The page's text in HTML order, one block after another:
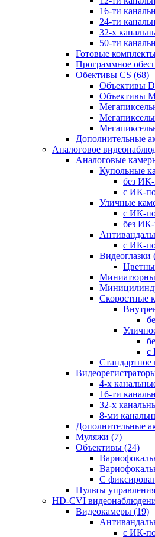
16-ти
24-ти
32-х
50-ти
Готовые
Программное
Обективы CS (68)
Объективы
Объективы
Дополнительные
Аналоговое
Аналоговые
Купольные
без ИК-
с ИК-
Уличные
с ИК-
без ИК-
с ИК-
Видеоглазки
Скоростные
с
Стандартное
4-х
16-ти
32-х
8-ми
Дополнительные
Муляжи (7)
Объективы (24)
С
Пульты управления
HD-CVI
Видеокамеры (19)
с ИК-